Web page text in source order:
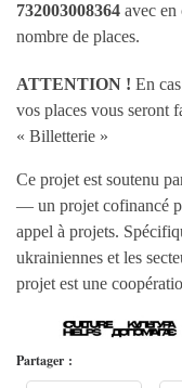
732003008364 avec en
nombre de places.
ATTENTION ! En
vos places vous seront
« Billetterie »
Ce projet est soutenu
— un projet cofinancé
appel à projets.
ukrainiennes et les
projet est une
Partager :